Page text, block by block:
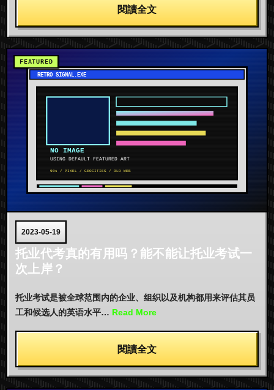
閱讀全文
2023-05-19
托业代考真的有用吗？能不能让托业考试一
次上岸？
托业考试是被全球范围内的企业、组织以及机构都用来评估其员
工和候选人的英语水平… Read More
閱讀全文